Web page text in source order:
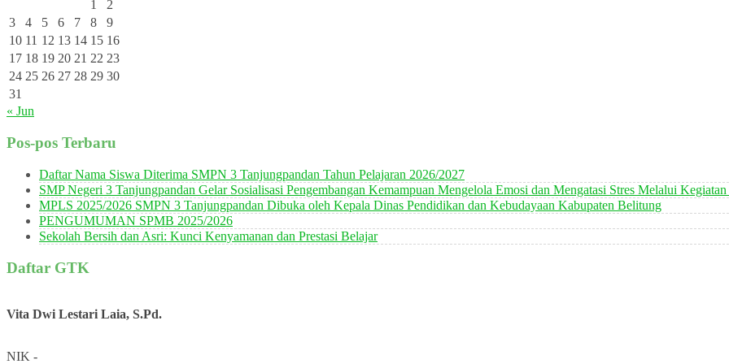
1
2
3
4 5 6 7 8
9
10 11 12 13 14 15 16
17 18 19 20 21 22 23
24 25 26 27 28 29 30
31
« Jun
Pos-pos Terbaru
Daftar Nama Siswa Diterima SMPN 3 Tanjungpandan Tahun Pelajaran 2026/2027
SMP Negeri 3 Tanjungpandan Gelar Sosialisasi Pengembangan Kemampuan Mengelola Emosi dan Mengatasi Stres Melalui
MPLS 2025/2026 SMPN 3 Tanjungpandan Dibuka oleh Kepala Dinas Pendidikan dan Kebudayaan Kabupaten Belitung
PENGUMUMAN SPMB 2025/2026
Sekolah Bersih dan Asri: Kunci Kenyamanan dan Prestasi Belajar
Daftar GTK
Vita Dwi Lestari Laia, S.Pd.
NIK -